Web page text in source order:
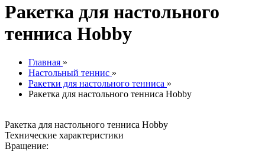
Ракетка для настольного
тенниса Hobby
Главная »
Настольный теннис »
Ракетки для настольного тенниса »
Ракетка для настольного тенниса Hobby
Ракетка для настольного тенниса Hobby
Технические характеристики
Вращение: